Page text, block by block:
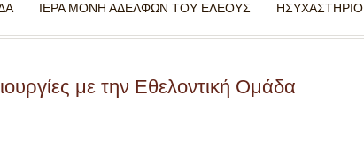
ΙΕΡΑ ΜΟΝΗ ΑΔΕΛΦΩΝ ΤΟΥ ΕΛΕΟΥΣ ΗΣΥΧΑΣΤΗΡΙΟ
με την Εθελοντική Ομάδα